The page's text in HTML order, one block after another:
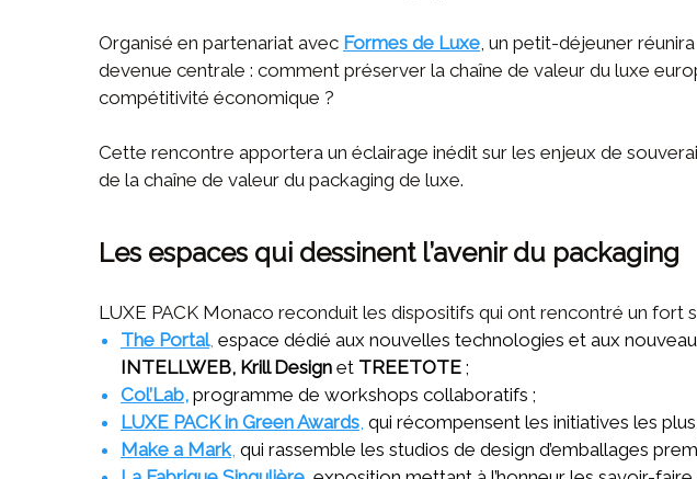
Organisé en partenariat avec Formes de Luxe, un petit-déjeuner
devenue centrale : comment préserver la chaîne de valeur du luxe
compétitivité économique ?
Cette rencontre apportera un éclairage inédit sur les enjeux de
de la chaîne de valeur du packaging de luxe.
Les espaces qui dessinent l’avenir du packaging
LUXE PACK Monaco reconduit les dispositifs qui ont rencontré un fort
The Portal, espace dédié aux nouvelles technologies et aux
INTELLWEB, Krill Design et TREETOTE ;
Col’Lab, programme de workshops collaboratifs ;
LUXE PACK in Green Awards, qui récompensent les initiatives les
Make a Mark, qui rassemble les studios de design d’emballages